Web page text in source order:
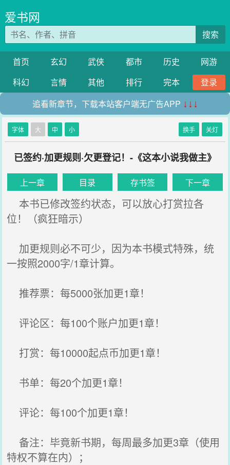
爱书网
搜索
首页 玄幻 武侠 都市 历史
网游
科幻
言情 其他 排行 完本
登录
追看新章节，下载本站客户端无广告APP ↓↓↓
字体 大 中 小 换手 关灯
已签约·加更规则·欠更登记！-《这本小说我做主》
上一章 目录 存书签 下一章
本书已修改签约状态，可以放心打赏拉各
位！（疯狂暗示）
加更规则必不可少，因为本书模式特殊，统
一按照2000字/1章计算。
推荐票：每5000张加更1章！
评论区：每100个账户加更1章！
打赏：每10000起点币加更1章！
书单：每20个加更1章！
评论：每100个加更1章！
备注：毕竟新书期，每周最多加更3章（使用
特权不算在内）；